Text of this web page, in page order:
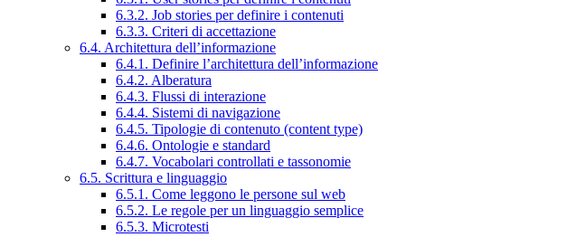
6.3.2. Job stories per definire i contenuti
6.3.3. Criteri di accettazione
6.4. Architettura dell’informazione
6.4.1. Definire l’architettura dell’informazione
6.4.2. Alberatura
6.4.3. Flussi di interazione
6.4.4. Sistemi di navigazione
6.4.5. Tipologie di contenuto (content type)
6.4.6. Ontologie e standard
6.4.7. Vocabolari controllati e tassonomie
6.5. Scrittura e linguaggio
6.5.1. Come leggono le persone sul web
6.5.2. Le regole per un linguaggio semplice
6.5.3. Microtesti